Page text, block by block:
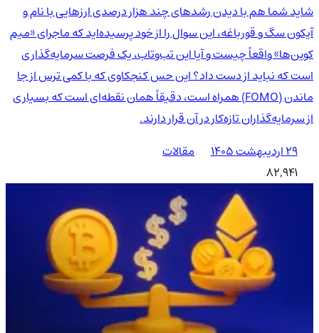
شاید شما هم با دیدن رشدهای چند هزار درصدی ارزهایی با نام و
آیکون سگ و قورباغه، این سوال را از خود پرسیده‌اید که ماجرای «میم
کوین‌ها» واقعاً چیست و آیا این تب‌وتاب، یک فرصت سرمایه‌گذاری
است که نباید از دست داد؟ این حس کنجکاوی که با کمی ترس از جا
ماندن (FOMO) همراه است، دقیقاً همان نقطه‌ای است که بسیاری
از سرمایه‌گذاران تازه‌کار در آن قرار دارند.
۲۹ اردیبهشت ۱۴۰۵
مقالات
82,941